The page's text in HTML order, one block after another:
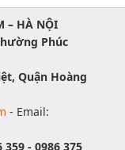
– HÀ NỘI
Phúc
Quận Hoàng
- Email:
359 - 0986 375